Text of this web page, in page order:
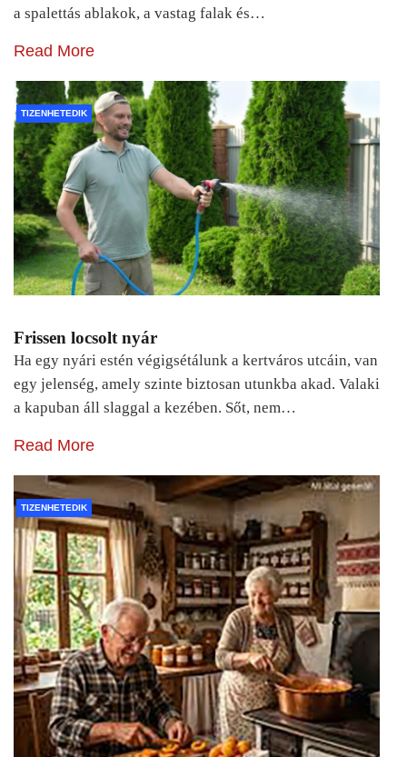
a spalettás ablakok, a vastag falak és…
Read More
TIZENHETEDIK
Frissen locsolt nyár
Ha egy nyári estén végigsétálunk a kertváros utcáin, van
egy jelenség, amely szinte biztosan utunkba akad. Valaki
a kapuban áll slaggal a kezében. Sőt, nem…
Read More
TIZENHETEDIK